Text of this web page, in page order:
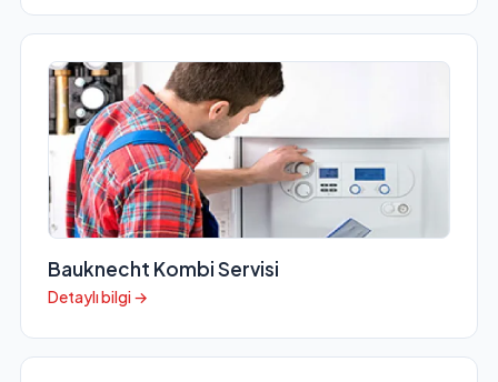
Bauknecht Kombi Servisi
Detaylı bilgi →